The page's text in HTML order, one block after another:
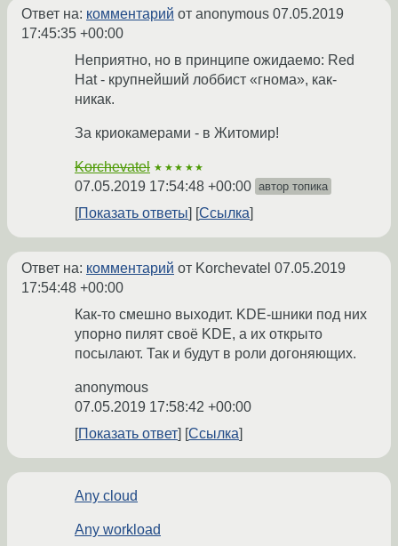
Ответ на: комментарий от anonymous 07.05.2019
17:45:35 +00:00
Неприятно, но в принципе ожидаемо: Red
Hat - крупнейший лоббист «гнома», как-
никак.
За криокамерами - в Житомир!
Korchevatel ★★★★★
07.05.2019 17:54:48 +00:00 автор топика
Показать ответы Ссылка
Ответ на: комментарий от Korchevatel 07.05.2019
17:54:48 +00:00
Как-то смешно выходит. KDE-шники под них
упорно пилят своё KDE, а их открыто
посылают. Так и будут в роли догоняющих.
anonymous
07.05.2019 17:58:42 +00:00
Показать ответ
Ссылка
Any cloud
Any workload